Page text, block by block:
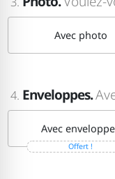
Avec photo
4. Enveloppes.
Avec
Offert !